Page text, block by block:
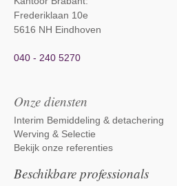
Frederiklaan 10e
5616 NH Eindhoven
040 - 240 5270
Onze diensten
Interim Bemiddeling & detachering
Werving & Selectie
Bekijk onze referenties
Beschikbare professionals